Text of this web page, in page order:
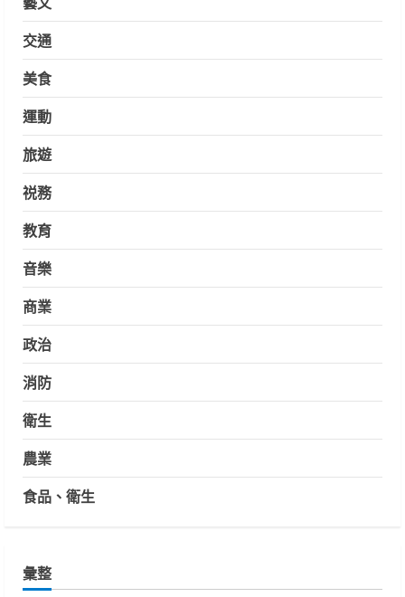
交通
美食
運動
旅遊
祱務
教育
音樂
商業
政治
消防
衛生
農業
食品、衛生
彙整